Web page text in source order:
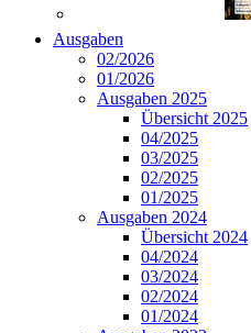
Ausgaben
02/2026
01/2026
Ausgaben 2025
Übersicht 2025
04/2025
03/2025
02/2025
01/2025
Ausgaben 2024
Übersicht 2024
04/2024
03/2024
02/2024
01/2024